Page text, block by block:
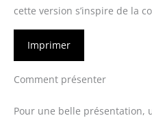
cette version s’inspire de la
Imprimer
Comment présenter
Pour une belle présentation,